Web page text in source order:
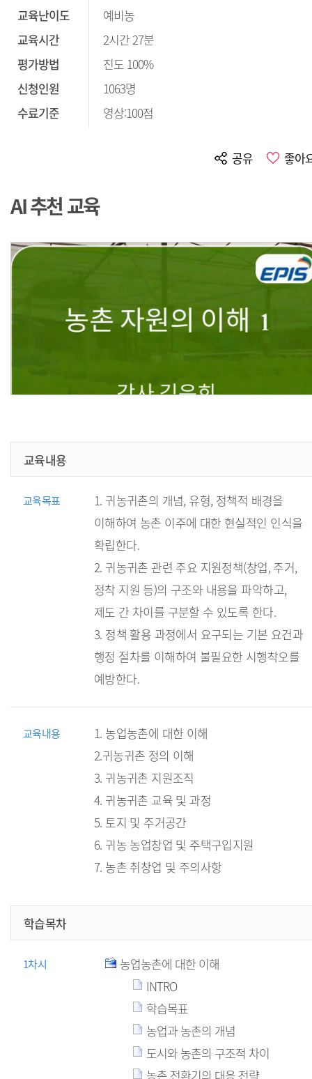
교육난이도
예비농
교육시간
2시간 27분
평가방법
진도 100%
신청인원
1063명
수료기준
영상:100점
공유 좋아
AI 추천 교육
농촌 자원의
농업교육 현장
교육내용
교육목표
1. 귀농귀촌의 개념, 유형, 정책적 배경을
이해하여 농촌 이주에 대한 현실적인 인식을
확립한다.
2. 귀농귀촌 관련 주요 지원정책(창업, 주거,
정착 지원 등)의 구조와 내용을 파악하고,
제도 간 차이를 구분할 수 있도록 한다.
3. 정책 활용 과정에서 요구되는 기본 요건과
행정 절차를 이해하여 불필요한 시행착오를
예방한다.
교육내용
1. 농업농촌에 대한 이해
2.귀농귀촌 정의 이해
3. 귀농귀촌 지원조직
4. 귀농귀촌 교육 및 과정
5. 토지 및 주거공간
6. 귀농 농업창업 및 주택구입지원
7. 농촌 취창업 및 주의사항
학습목차
1차시
농업농촌에 대한 이해
INTRO
학습목표
농업과 농촌의 개념
도시와 농촌의 구조적 차이
농촌 전환기의 대응 전략